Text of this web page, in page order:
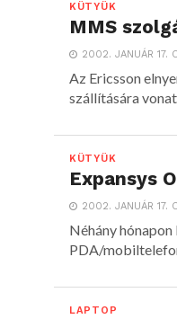
KÜTYÜK
MMS
2002. JANUÁR 17.
Az Ericsson
szállítására
KÜTYÜK
Expansys
2002. JANUÁR 17.
Néhány
PDA/
LAPTOP